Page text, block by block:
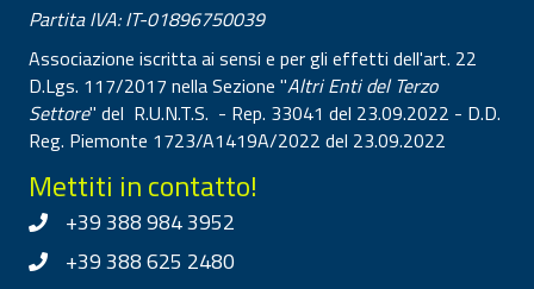
Partita IVA: IT-01896750039
Associazione iscritta ai sensi e per gli effetti dell'art. 22
D.Lgs. 117/2017 nella Sezione "Altri Enti del Terzo
Settore" del R.U.N.T.S. - Rep. 33041 del 23.09.2022 - D.D.
Reg. Piemonte 1723/A1419A/2022 del 23.09.2022
Mettiti in contatto!
+39 388 984 3952
+39 388 625 2480